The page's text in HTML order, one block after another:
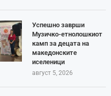
Успешно заврши
Музичко-етнолошкиот
камп за децата на
македонските
иселеници
август 5, 2026